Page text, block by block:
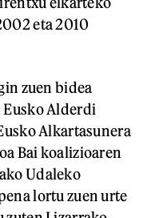
eta 2010
zuen bidea
Alderdi
Alkartasunera
Bai koalizioaren
Udaleko
lortu zuen urte